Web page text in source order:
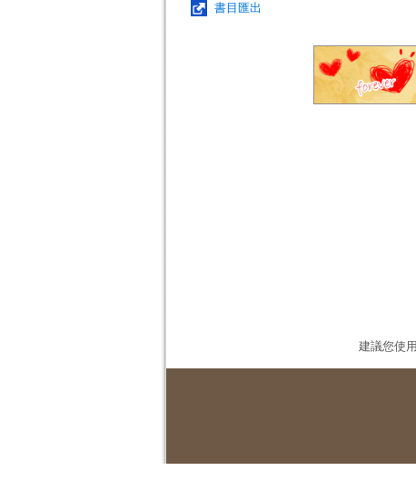
書目匯出
建議您使